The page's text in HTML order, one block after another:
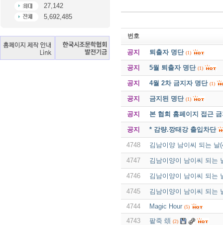
27,142
5,692,485
번호
공지 퇴출자 명단 (1)
공지 5월 퇴출자 명단 (1)
공지 4월 2차 금지자 명단 (1)
공지 금지된 명단 (1)
공지 본 협회 홈페이지 접근
공지 * 감량.깡태강 출입차단
4748 김남이양 남이씨 되는 날
4747 김남이양이 남이씨 되는
4746 김남이양이 남이씨 되는
4745
김남이양이 남이씨 되는
4744
Magic Hour (5)
4743 팥죽 頌 (2)